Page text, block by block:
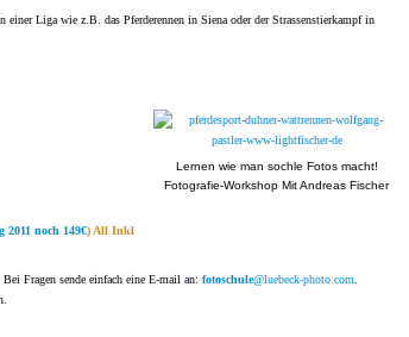
einer Liga wie z.B. das Pferderennen in Siena oder der Strassenstierkampf in
Lernen wie man sochle Fotos macht!
Fotografie-Workshop Mit Andreas Fischer
2011 noch 149€) All Inkl
. Bei Fragen sende einfach eine E-mail an: fotoschule@luebeck-photo.com